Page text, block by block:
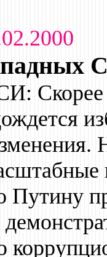
Скорее
Путину